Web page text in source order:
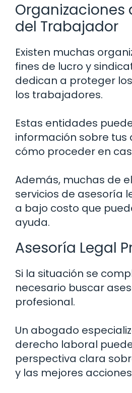
Organizaciones
del Trabajador
Existen muchas
fines de lucro y
dedican a proteger
los trabajadores.
Estas entidades
información sobre tus
cómo proceder en
Además, muchas de
servicios de asesoría
a bajo costo que
ayuda.
Asesoría Legal
Si la situación se
necesario buscar
profesional.
Un abogado
derecho laboral
perspectiva clara
y las mejores